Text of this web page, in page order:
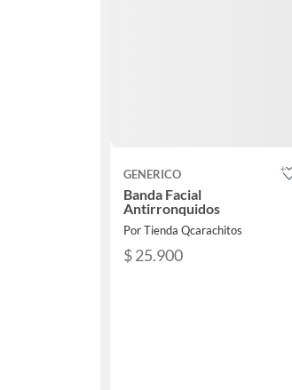
GENERICO
Banda Facial
Antirronquidos
Por Tienda Qcarachitos
$ 25.900